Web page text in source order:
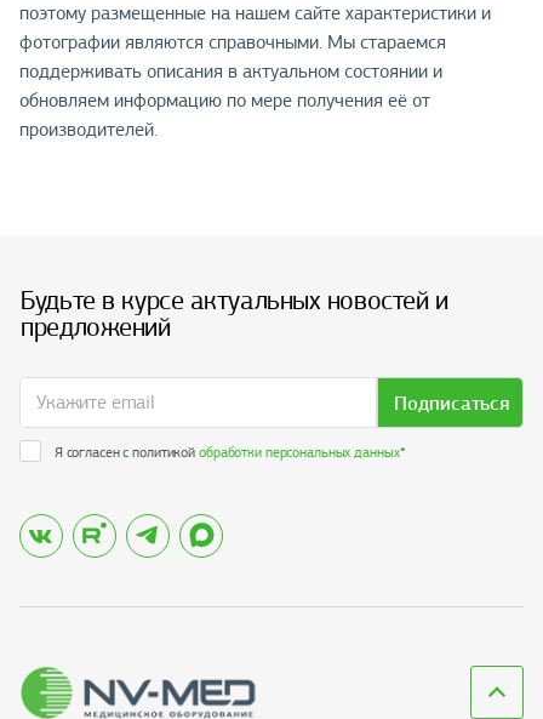
поэтому размещенные на нашем сайте характеристики и
фотографии являются справочными. Мы стараемся
поддерживать описания в актуальном состоянии и
обновляем информацию по мере получения её от
производителей.
Будьте в курсе актуальных новостей и
предложений
Подписаться
Я согласен с политикойобработки персональных данных*